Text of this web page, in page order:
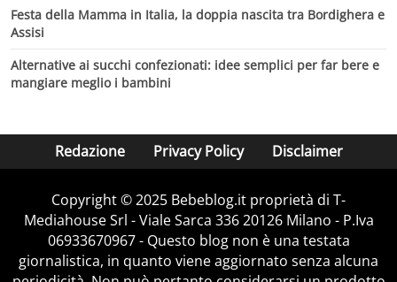
Festa della Mamma in Italia, la doppia nascita tra Bordighera e
Assisi
Alternative ai succhi confezionati: idee semplici per far bere e
mangiare meglio i bambini
Redazione Privacy Policy Disclaimer
Copyright © 2025 Bebeblog.it proprietà di T-
Mediahouse Srl - Viale Sarca 336 20126 Milano - P.Iva
06933670967 - Questo blog non è una testata
giornalistica, in quanto viene aggiornato senza alcuna